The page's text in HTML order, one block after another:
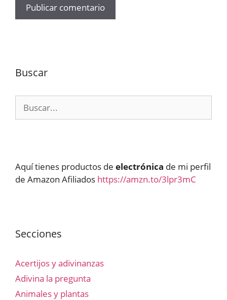
Buscar
Aquí tienes productos de electrónica de mi perfil
de Amazon Afiliados https://amzn.to/3lpr3mC
Secciones
Acertijos y adivinanzas
Adivina la pregunta
Animales y plantas